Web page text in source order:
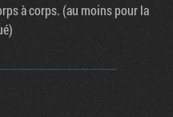
à corps. (au moins pour la